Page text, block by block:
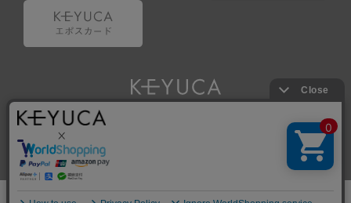
Copyright © KAWAJUN Co., Ltd. All Rights Reserved.